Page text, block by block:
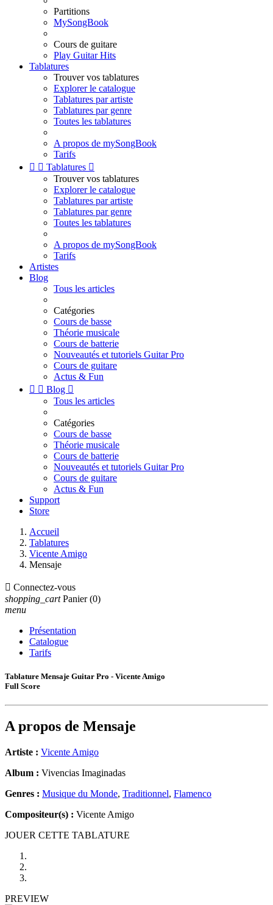
Partitions
MySongBook
Cours de guitare
Play Guitar Hits
Tablatures
Trouver vos tablatures
Explorer le catalogue
Tablatures par artiste
Tablatures par genre
Toutes les tablatures
A propos de mySongBook
Tarifs
  Tablatures 
Trouver vos tablatures
Explorer le catalogue
Tablatures par artiste
Tablatures par genre
Toutes les tablatures
A propos de mySongBook
Tarifs
Artistes
Blog
Tous les articles
Catégories
Cours de basse
Théorie musicale
Cours de batterie
Nouveautés et tutoriels Guitar Pro
Cours de guitare
Actus & Fun
  Blog 
Tous les articles
Catégories
Cours de basse
Théorie musicale
Cours de batterie
Nouveautés et tutoriels Guitar Pro
Cours de guitare
Actus & Fun
Support
Store
Accueil
Tablatures
Vicente Amigo
Mensaje
 Connectez-vous
shopping_cart Panier (0)
menu
Présentation
Catalogue
Tarifs
Tablature Mensaje Guitar Pro - Vicente Amigo
Full Score
A propos de Mensaje
Artiste : Vicente Amigo
Album : Vivencias Imaginadas
Genres : Musique du Monde, Traditionnel, Flamenco
Compositeur(s) : Vicente Amigo
JOUER CETTE TABLATURE
PREVIEW